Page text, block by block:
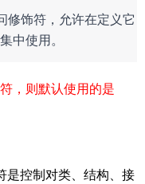
饰符，允许在定义它
中使用。
，则默认使用的是
是控制对类、结构、接